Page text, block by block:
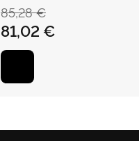
85,28 €
81,02 €